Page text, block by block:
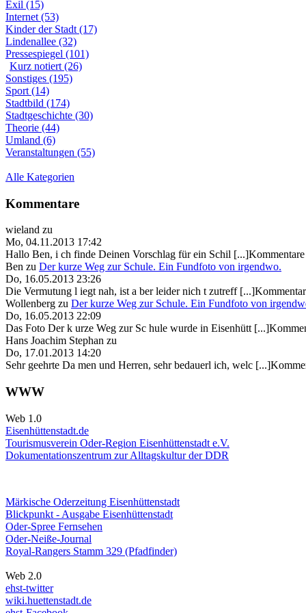
Exil (15)
Internet (53)
Kinder der Stadt (17)
Lindenallee (32)
Pressespiegel (101)
Kurz notiert (26)
Sonstiges (195)
Sport (14)
Stadtbild (174)
Stadtgeschichte (30)
Theorie (44)
Umland (6)
Veranstaltungen (55)
Alle Kategorien
Kommentare
wieland zu
Mo, 04.11.2013 17:42
Hallo Ben, i ch finde Deinen Vorschlag für ein Schil
Ben zu Der kurze Weg zur Schule. Ein Fundfoto von irgendwo.
Do, 16.05.2013 23:26
Die Vermutung l iegt nah, ist a ber leider nich t zutreff
Wollenberg zu Der kurze Weg zur Schule. Ein Fundfoto von
Do, 16.05.2013 22:09
Das Foto Der k urze Weg zur Sc hule wurde in Eisenhütt
Hans Joachim Stephan zu
Do, 17.01.2013 14:20
Sehr geehrte Da men und Herren, sehr bedauerl ich, welc
WWW
Web 1.0
Eisenhüttenstadt.de
Tourismusverein Oder-Region Eisenhüttenstadt e.V.
Dokumentationszentrum zur Alltagskultur der DDR
Märkische Oderzeitung Eisenhüttenstadt
Blickpunkt - Ausgabe Eisenhüttenstadt
Oder-Spree Fernsehen
Oder-Neiße-Journal
Royal-Rangers Stamm 329 (Pfadfinder)
Web 2.0
ehst-twitter
wiki.huettenstadt.de